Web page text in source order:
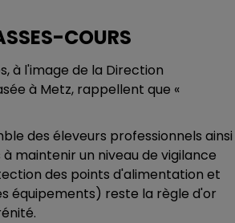
COURS
à l'image de la Direction
à Metz, rappellent que «
des éleveurs professionnels ainsi
maintenir un niveau de vigilance
des points d'alimentation et
équipements) reste la règle d'or